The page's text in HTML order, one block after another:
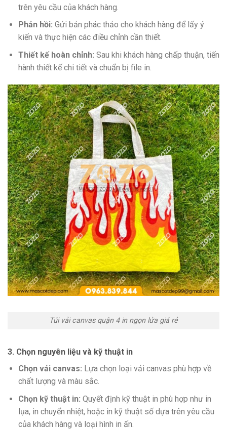
trên yêu cầu của khách hàng.
Phản hồi: Gửi bản phác thảo cho khách hàng để lấy ý
kiến và thực hiện các điều chỉnh cần thiết.
Thiết kế hoàn chỉnh: Sau khi khách hàng chấp thuận, tiến
hành thiết kế chi tiết và chuẩn bị file in.
Túi vải canvas quận 4 in ngọn lửa giá rẻ
3. Chọn nguyên liệu và kỹ thuật in
Chọn vải canvas: Lựa chọn loại vải canvas phù hợp về
chất lượng và màu sắc.
Chọn kỹ thuật in: Quyết định kỹ thuật in phù hợp như in
lụa, in chuyển nhiệt, hoặc in kỹ thuật số dựa trên yêu cầu
của khách hàng và loại hình in ấn.